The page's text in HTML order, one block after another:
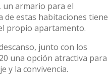
un armario para el
de estas habitaciones tiene
propio apartamento.
junto con los
una opción atractiva para
y la convivencia.